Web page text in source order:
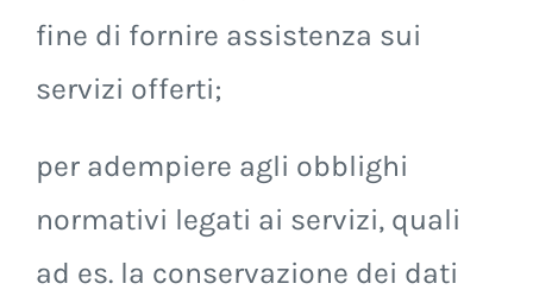
fine di fornire assistenza sui
servizi offerti;
per adempiere agli obblighi
normativi legati ai servizi, quali
ad es. la conservazione dei dati